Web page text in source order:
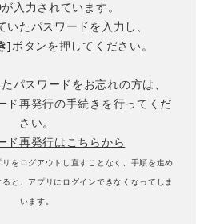
～
入力されています。
いたパスワードを入力し、
]ボタンを押してください。
パスワードをお忘れの方は、
ド再発行の手続きを行ってくだ
さい。
ド再発行はこちらから
をログアウトし直すことなく、手順を進め
と、アプリにログインできなくなってしま
います。